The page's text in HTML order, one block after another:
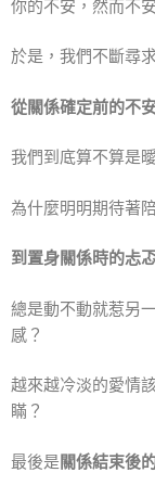
你的不安，然而不
於是，我們不斷尋
從關係確定前的不
我們到底算不算是
為什麼明明期待著
到置身關係時的忐
總是動不動就惹另
感？
越來越冷淡的愛情
瞞？
最後是 關係結束後